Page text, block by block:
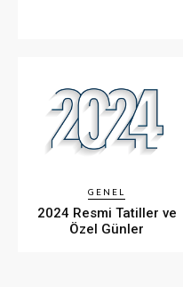
GENEL
2024 Resmi Tatiller ve
Özel Günler